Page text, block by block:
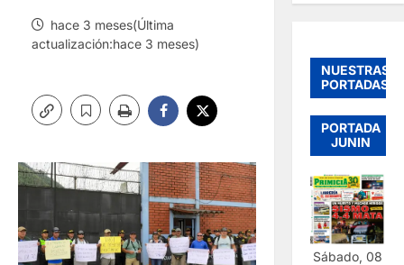
hace 3 meses(Última
actualización:hace 3 meses)
NUESTRAS
PORTADAS
PORTADA
JUNIN
Sábado, 08